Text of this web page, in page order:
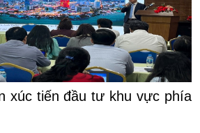
xúc tiến đầu tư khu vực phía